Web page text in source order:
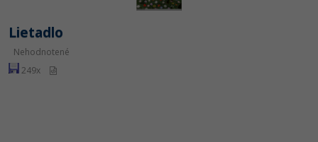
Lietadlo
Nehodnotené
249x